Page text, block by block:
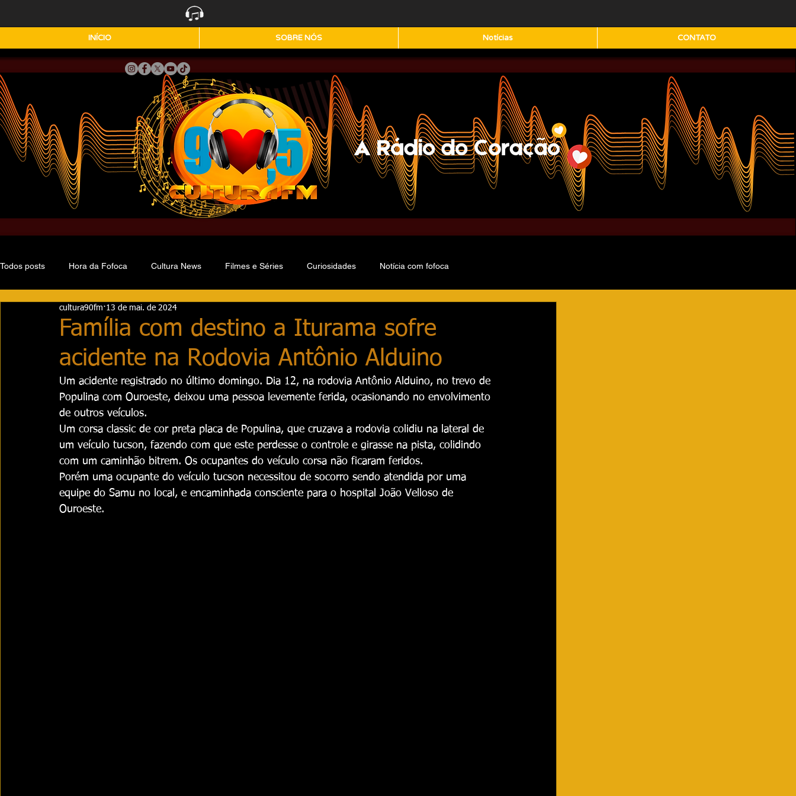
INÍCIO SOBRE NÓS Notícias CONTATO
Todos posts Hora da Fofoca Cultura News Filmes e Séries Curiosidades Notícia com fofoca
Família com destino a Iturama sofre
acidente na Rodovia Antônio Alduino
cultura90fm 13 de mai. de 2024
Um acidente registrado no último domingo. Dia 12, na rodovia Antônio Alduino, no trevo de
Populina com Ouroeste, deixou uma pessoa levemente ferida, ocasionando no envolvimento
de outros veículos.
Um corsa classic de cor preta placa de Populina, que cruzava a rodovia colidiu na lateral de
um veículo tucson, fazendo com que este perdesse o controle e girasse na pista, colidindo
com um caminhão bitrem. Os ocupantes do veículo corsa não ficaram feridos.
Porém uma ocupante do veículo tucson necessitou de socorro sendo atendida por uma
equipe do Samu no local, e encaminhada consciente para o hospital João Velloso de
Ouroeste.